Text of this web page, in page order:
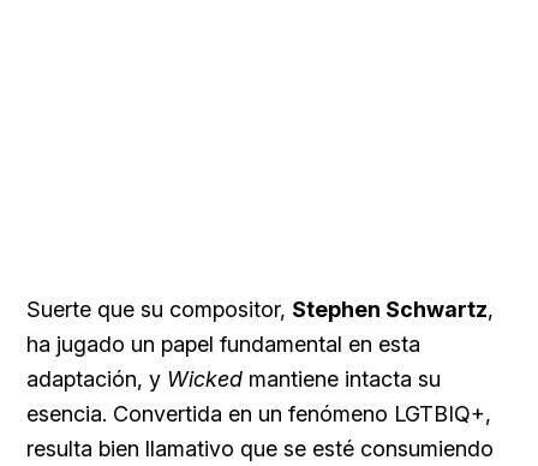
Suerte que su compositor, Stephen Schwartz,
ha jugado un papel fundamental en esta
adaptación, y Wicked mantiene intacta su
esencia. Convertida en un fenómeno LGTBIQ+,
resulta bien llamativo que se esté consumiendo